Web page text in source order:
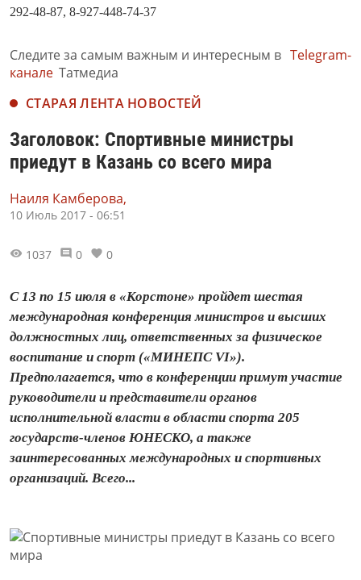
292-48-87, 8-927-448-74-37
Следите за самым важным и интересным в Telegram-
канале Татмедиа
СТАРАЯ ЛЕНТА НОВОСТЕЙ
Заголовок: Спортивные министры
приедут в Казань со всего мира
Наиля Камберова,
10 Июль 2017 - 06:51
1037 0 0
С 13 по 15 июля в «Корстоне» пройдет шестая
международная конференция министров и высших
должностных лиц, ответственных за физическое
воспитание и спорт («МИНЕПС VI»).
Предполагается, что в конференции примут участие
руководители и представители органов
исполнительной власти в области спорта 205
государств-членов ЮНЕСКО, а также
заинтересованных международных и спортивных
организаций. Всего...